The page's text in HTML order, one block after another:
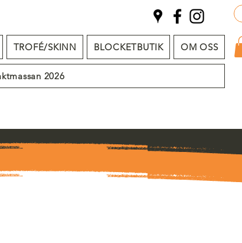
TROFÉ/SKINN BLOCKETBUTIK OM OSS
2026